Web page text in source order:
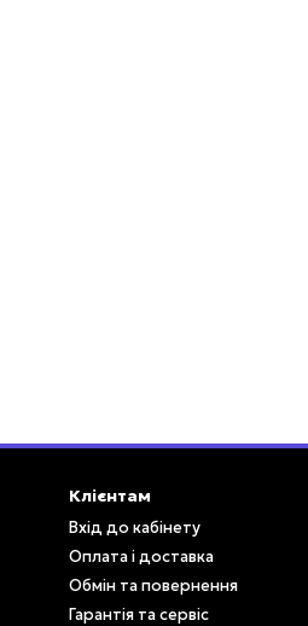
Клієнтам
Вхід до кабінету
Оплата і доставка
Обмін та повернення
Гарантія та сервіс